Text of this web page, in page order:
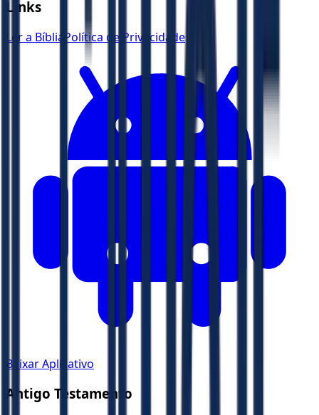
Links
Ler a Bíblia Política de Privacidade
Baixar Aplicativo
Antigo Testamento